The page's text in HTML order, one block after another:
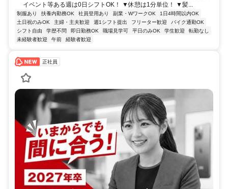
イベント等ある週は0日シフトOK！ ▼休憩は1分単位！ ▼髪...
制服あり 扶養内勤務OK 社員登用あり 副業・WワークOK
1日4時間以内OK
土日祝のみOK
主婦・主夫歓迎 週1シフト提出 フリーター歓迎
バイク通勤OK
シフト自由
学歴不問 即日勤務OK 職場見学可 平日のみOK 学生歓迎
転勤なし
未経験者歓迎
午前 経験者歓迎
正社員